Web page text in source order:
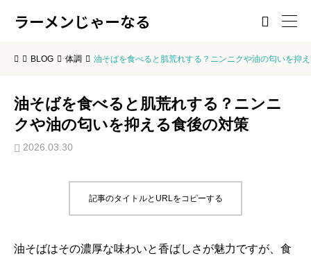
ラーメンじゃーなる 
BLOG 体調 油そばを食べると肌荒れする？ニンニクや油の匂いを抑
油そばを食べると肌荒れする？ニンニ
クや油の匂いを抑える食後の対策
2026.03.30
記事のタイトルとURLをコピーする
油そばはその濃厚な味わいと香ばしさが魅力ですが、食